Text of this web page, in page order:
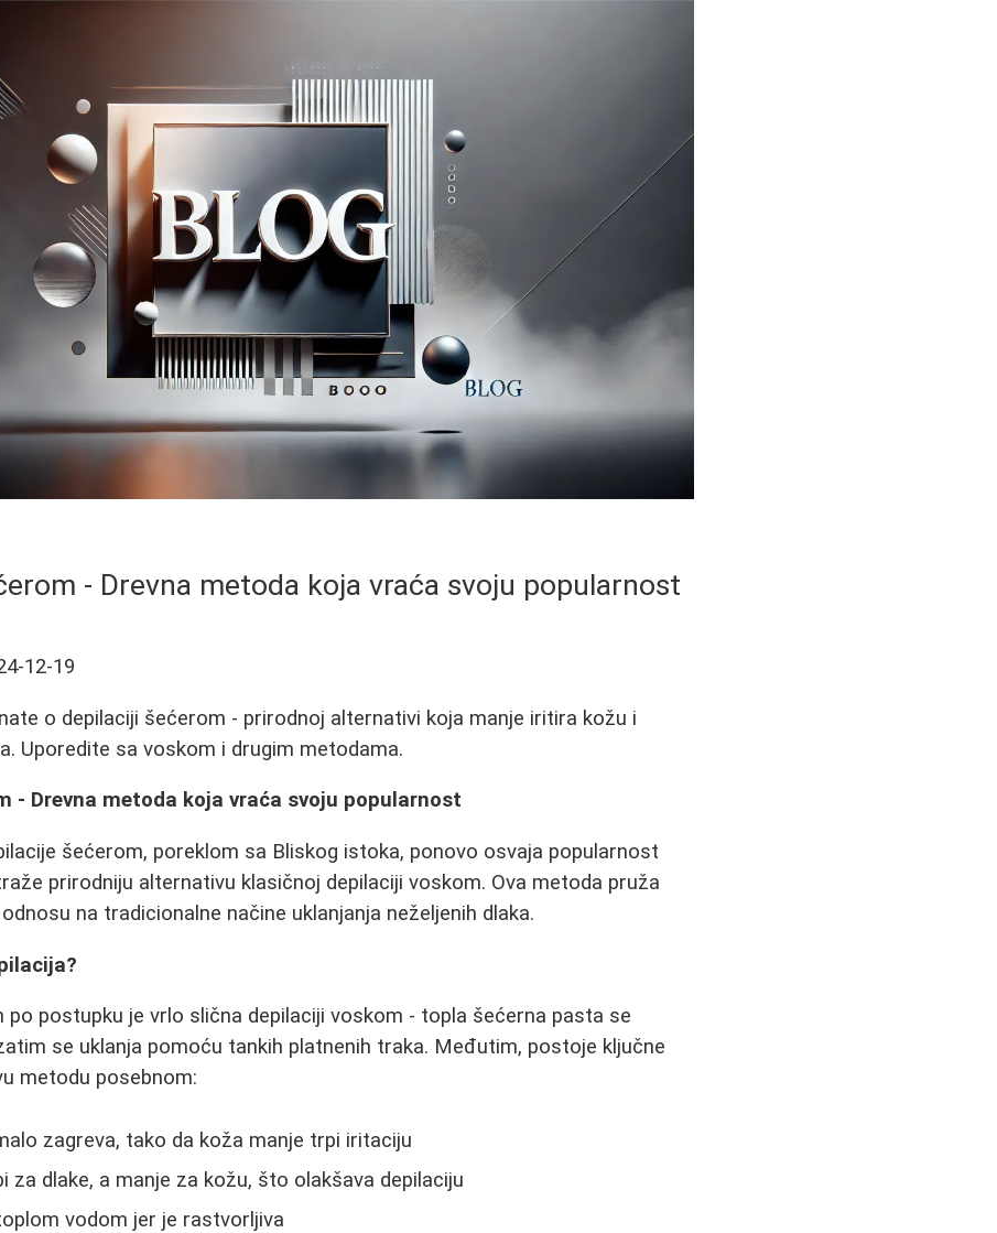
- Drevna metoda koja vraća svoju popularnost
12-19
o depilaciji šećerom - prirodnoj alternativi koja manje iritira kožu i
Uporedite sa voskom i drugim metodama.
- Drevna metoda koja vraća svoju popularnost
šećerom, poreklom sa Bliskog istoka, ponovo osvaja popularnost
prirodniju alternativu klasičnoj depilaciji voskom. Ova metoda pruža
na tradicionalne načine uklanjanja neželjenih dlaka.
po postupku je vrlo slična depilaciji voskom - topla šećerna pasta se
se uklanja pomoću tankih platnenih traka. Međutim, postoje ključne
metodu posebnom:
zagreva, tako da koža manje trpi iritaciju
za dlake, a manje za kožu, što olakšava depilaciju
vodom jer je rastvorljiva